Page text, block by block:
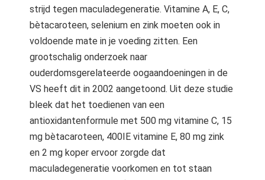
strijd tegen maculadegeneratie. Vitamine A, E, C,
bètacaroteen, selenium en zink moeten ook in
voldoende mate in je voeding zitten. Een
grootschalig onderzoek naar
ouderdomsgerelateerde oogaandoeningen in de
VS heeft dit in 2002 aangetoond. Uit deze studie
bleek dat het toedienen van een
antioxidantenformule met 500 mg vitamine C, 15
mg bètacaroteen, 400IE vitamine E, 80 mg zink
en 2 mg koper ervoor zorgde dat
maculadegeneratie voorkomen en tot staan